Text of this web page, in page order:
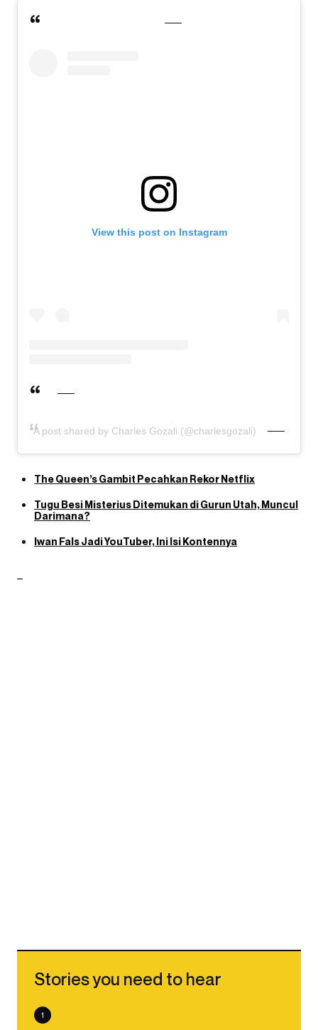
View this post on Instagram
A post shared by Charles Gozali (@charlesgozali)
The Queen’s Gambit Pecahkan Rekor Netflix
Tugu Besi Misterius Ditemukan di Gurun Utah, Muncul
Darimana?
Iwan Fals Jadi YouTuber, Ini Isi Kontennya
–
Stories you need to hear
1